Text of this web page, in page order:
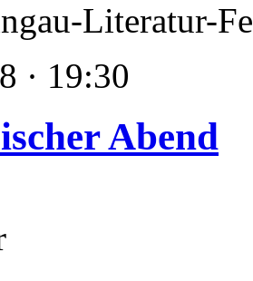
Literatur-
· 19:30
Abend